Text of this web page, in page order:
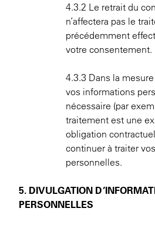
4.3.2 Le retrait du
n’affectera pas le
précédemment
votre consentement.
4.3.3 Dans la
vos informations
nécessaire (par
traitement est une
obligation
continuer à traiter
personnelles.
5. DIVULGATION
PERSONNELLES